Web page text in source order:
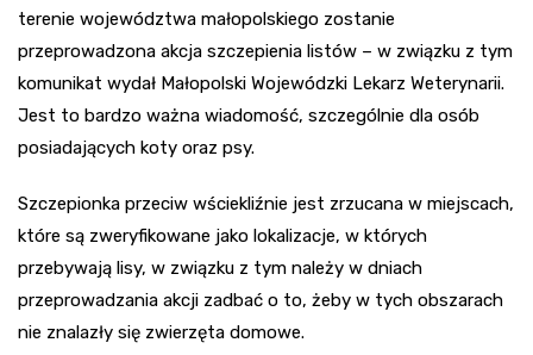
terenie województwa małopolskiego zostanie
przeprowadzona akcja szczepienia listów – w związku z tym
komunikat wydał Małopolski Wojewódzki Lekarz Weterynarii.
Jest to bardzo ważna wiadomość, szczególnie dla osób
posiadających koty oraz psy.
Szczepionka przeciw wściekliźnie jest zrzucana w miejscach,
które są zweryfikowane jako lokalizacje, w których
przebywają lisy, w związku z tym należy w dniach
przeprowadzania akcji zadbać o to, żeby w tych obszarach
nie znalazły się zwierzęta domowe.